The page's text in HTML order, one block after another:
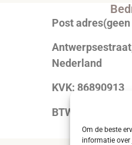
Om de beste
informatie
Post
Nederland
KVK: 86890913
BTW: